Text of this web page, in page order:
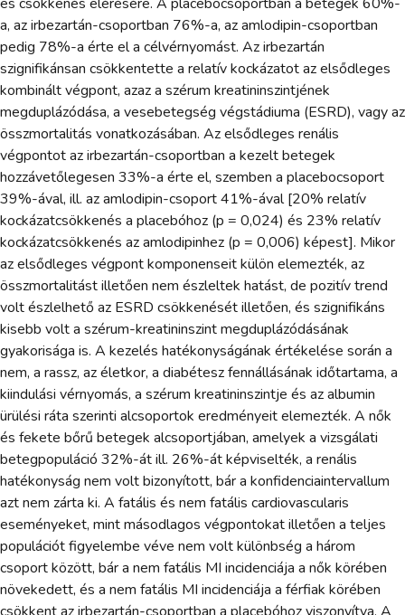
a, az irbezartán-csoportban 76%-a, az amlodipin-csoportban
pedig 78%-a érte el a célvérnyomást. Az irbezartán
szignifikánsan csökkentette a relatív kockázatot az elsődleges
kombinált végpont, azaz a szérum kreatininszintjének
megduplázódása, a vesebetegség végstádiuma (ESRD), vagy az
összmortalitás vonatkozásában. Az elsődleges renális
végpontot az irbezartán-csoportban a kezelt betegek
hozzávetőlegesen 33%-a érte el, szemben a placebocsoport
39%-ával, ill. az amlodipin-csoport 41%-ával [20% relatív
kockázatcsökkenés a placebóhoz (p = 0,024) és 23% relatív
kockázatcsökkenés az amlodipinhez (p = 0,006) képest]. Mikor
az elsődleges végpont komponenseit külön elemezték, az
összmortalitást illetően nem észleltek hatást, de pozitív trend
volt észlelhető az ESRD csökkenését illetően, és szignifikáns
kisebb volt a szérum-kreatininszint megduplázódásának
gyakorisága is. A kezelés hatékonyságának értékelése során a
nem, a rassz, az életkor, a diabétesz fennállásának időtartama, a
kiindulási vérnyomás, a szérum kreatininszintje és az albumin
ürülési ráta szerinti alcsoportok eredményeit elemezték. A nők
és fekete bőrű betegek alcsoportjában, amelyek a vizsgálati
betegpopuláció 32%-át ill. 26%-át képviselték, a renális
hatékonyság nem volt bizonyított, bár a konfidenciaintervallum
azt nem zárta ki. A fatális és nem fatális cardiovascularis
eseményeket, mint másodlagos végpontokat illetően a teljes
populációt figyelembe véve nem volt különbség a három
csoport között, bár a nem fatális MI incidenciája a nők körében
növekedett, és a nem fatális MI incidenciája a férfiak körében